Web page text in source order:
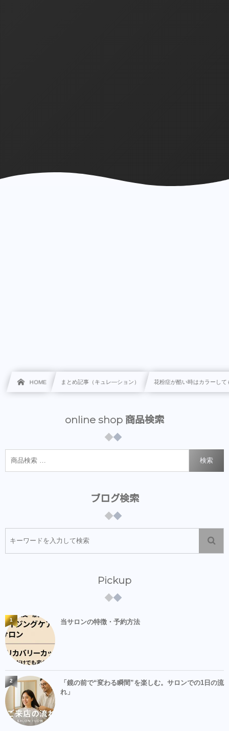
HOME まとめ記事（キュレ―ション） 花粉症が酷い時はカラーして
online shop 商品検索
検索
ブログ検索
Pickup
当サロンの特徴・予約方法
1
「鏡の前で“変わる瞬間”を楽しむ。サロンでの1日の流
れ」
2